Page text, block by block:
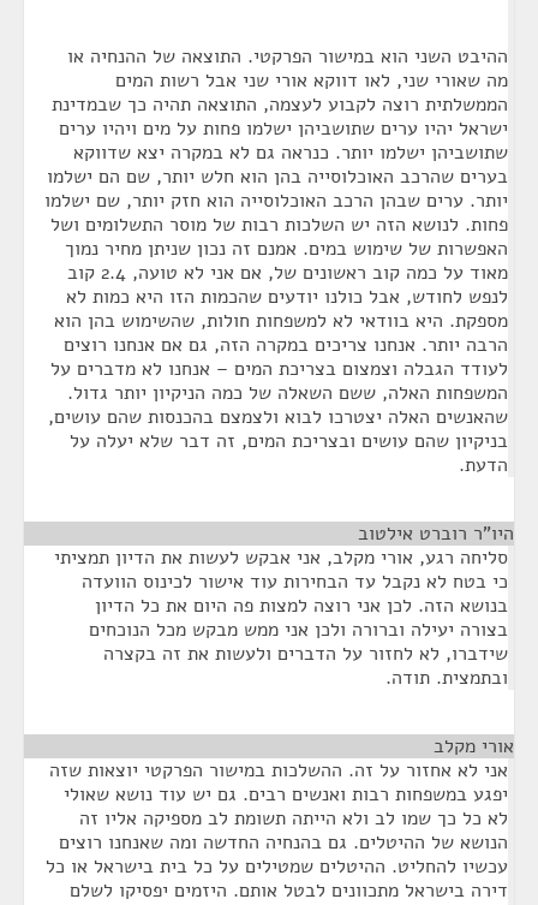
ההיבט השני הוא במישור הפרקטי. התוצאה של ההנחיה או
מה שאורי שני, לאו דווקא אורי שני אבל רשות המים
הממשלתית רוצה לקבוע לעצמה, התוצאה תהיה כך שבמדינת
ישראל יהיו ערים שתושביהן ישלמו פחות על מים ויהיו ערים
שתושביהן ישלמו יותר. כנראה גם לא במקרה יצא שדווקא
בערים שהרכב האוכלוסייה בהן הוא חלש יותר, שם הם ישלמו
יותר. ערים שבהן הרכב האוכלוסייה הוא חזק יותר, שם ישלמו
פחות. לנושא הזה יש השלכות רבות של מוסר התשלומים ושל
האפשרות של שימוש במים. אמנם זה נכון שניתן מחיר נמוך
מאוד על כמה קוב ראשונים של, אם אני לא טועה, 2.4 קוב
לנפש לחודש, אבל כולנו יודעים שהכמות הזו היא כמות לא
מספקת. היא בוודאי לא למשפחות חולות, שהשימוש בהן הוא
הרבה יותר. אנחנו צריכים במקרה הזה, גם אם אנחנו רוצים
לעודד הגבלה וצמצום בצריכת המים – אנחנו לא מדברים על
המשפחות האלה, ששם השאלה של כמה הניקיון יותר גדול.
שהאנשים האלה יצטרכו לבוא ולצמצם בהכנסות שהם עושים,
בניקיון שהם עושים ובצריכת המים, זה דבר שלא יעלה על
הדעת.
היו"ר רוברט אילטוב
סליחה רגע, אורי מקלב, אני אבקש לעשות את הדיון תמציתי
כי בטח לא נקבל עד הבחירות עוד אישור לכינוס הוועדה
בנושא הזה. לכן אני רוצה למצות פה היום את כל הדיון
בצורה יעילה וברורה ולכן אני ממש מבקש מכל הנוכחים
שידברו, לא לחזור על הדברים ולעשות את זה בקצרה
ובתמצית. תודה.
אורי מקלב
אני לא אחזור על זה. ההשלכות במישור הפרקטי יוצאות שזה
יפגע במשפחות רבות ואנשים רבים. גם יש עוד נושא שאולי
לא כל כך שמו לב ולא הייתה תשומת לב מספיקה אליו זה
הנושא של ההיטלים. גם בהנחיה החדשה ומה שאנחנו רוצים
עכשיו להחליט. ההיטלים שמטילים על כל בית בישראל או כל
דירה בישראל מתכוונים לבטל אותם. היזמים יפסיקו לשלם